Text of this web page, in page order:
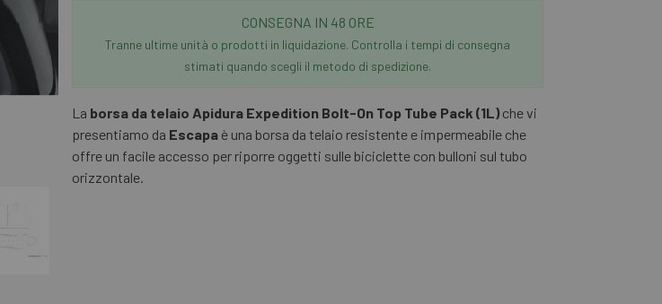
CONSEGNA IN 48 ORE
Tranne ultime unità o prodotti in liquidazione. Controlla i tempi di consegna
stimati quando scegli il metodo di spedizione.
La borsa da telaio Apidura Expedition Bolt-On Top Tube Pack (1L)che vi
presentiamo da Escapa è una borsa da telaio resistente e impermeabile che
offre un facile accesso per riporre oggetti sulle biciclette con bulloni sul tubo
orizzontale.